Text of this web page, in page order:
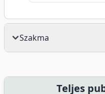
Szakma
Teljes